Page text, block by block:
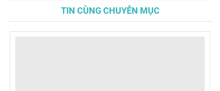
TIN CÙNG CHUYÊN MỤC